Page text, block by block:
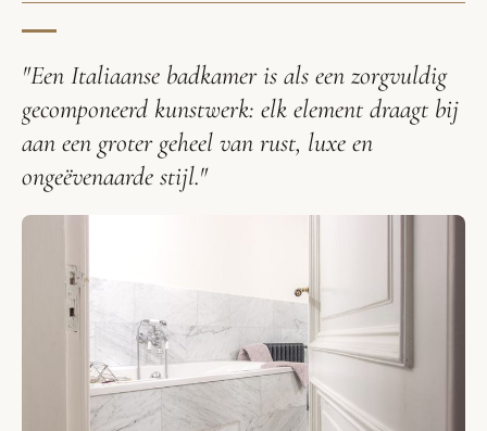
"Een Italiaanse badkamer is als een zorgvuldig
gecomponeerd kunstwerk: elk element draagt bij
aan een groter geheel van rust, luxe en
ongeëvenaarde stijl."